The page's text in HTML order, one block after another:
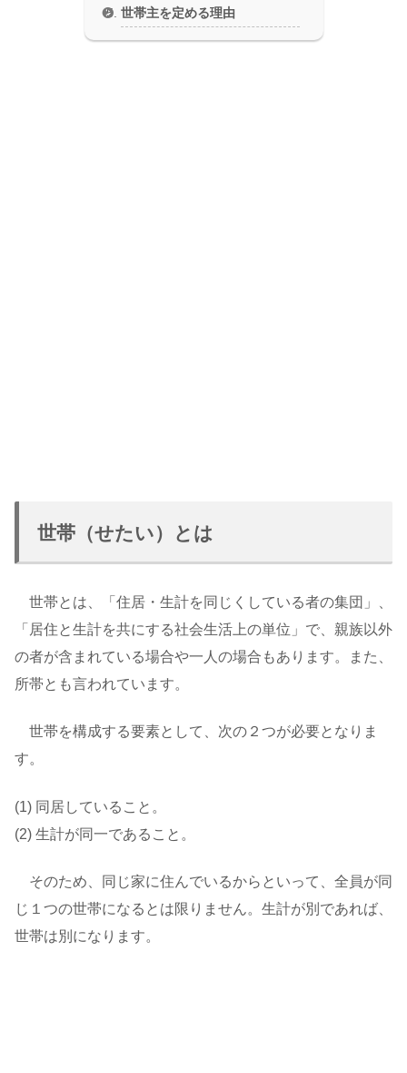
世帯主を定める理由
世帯（せたい）とは
世帯とは、「住居・生計を同じくしている者の集団」、
「居住と生計を共にする社会生活上の単位」で、親族以外
の者が含まれている場合や一人の場合もあります。また、
所帯とも言われています。
世帯を構成する要素として、次の２つが必要となりま
す。
(1) 同居していること。
(2) 生計が同一であること。
そのため、同じ家に住んでいるからといって、全員が同
じ１つの世帯になるとは限りません。生計が別であれば、
世帯は別になります。